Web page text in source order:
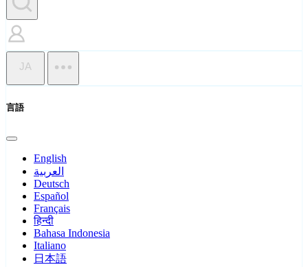
JA
言語
English
العربية
Deutsch
Español
Français
हिन्दी
Bahasa Indonesia
Italiano
日本語